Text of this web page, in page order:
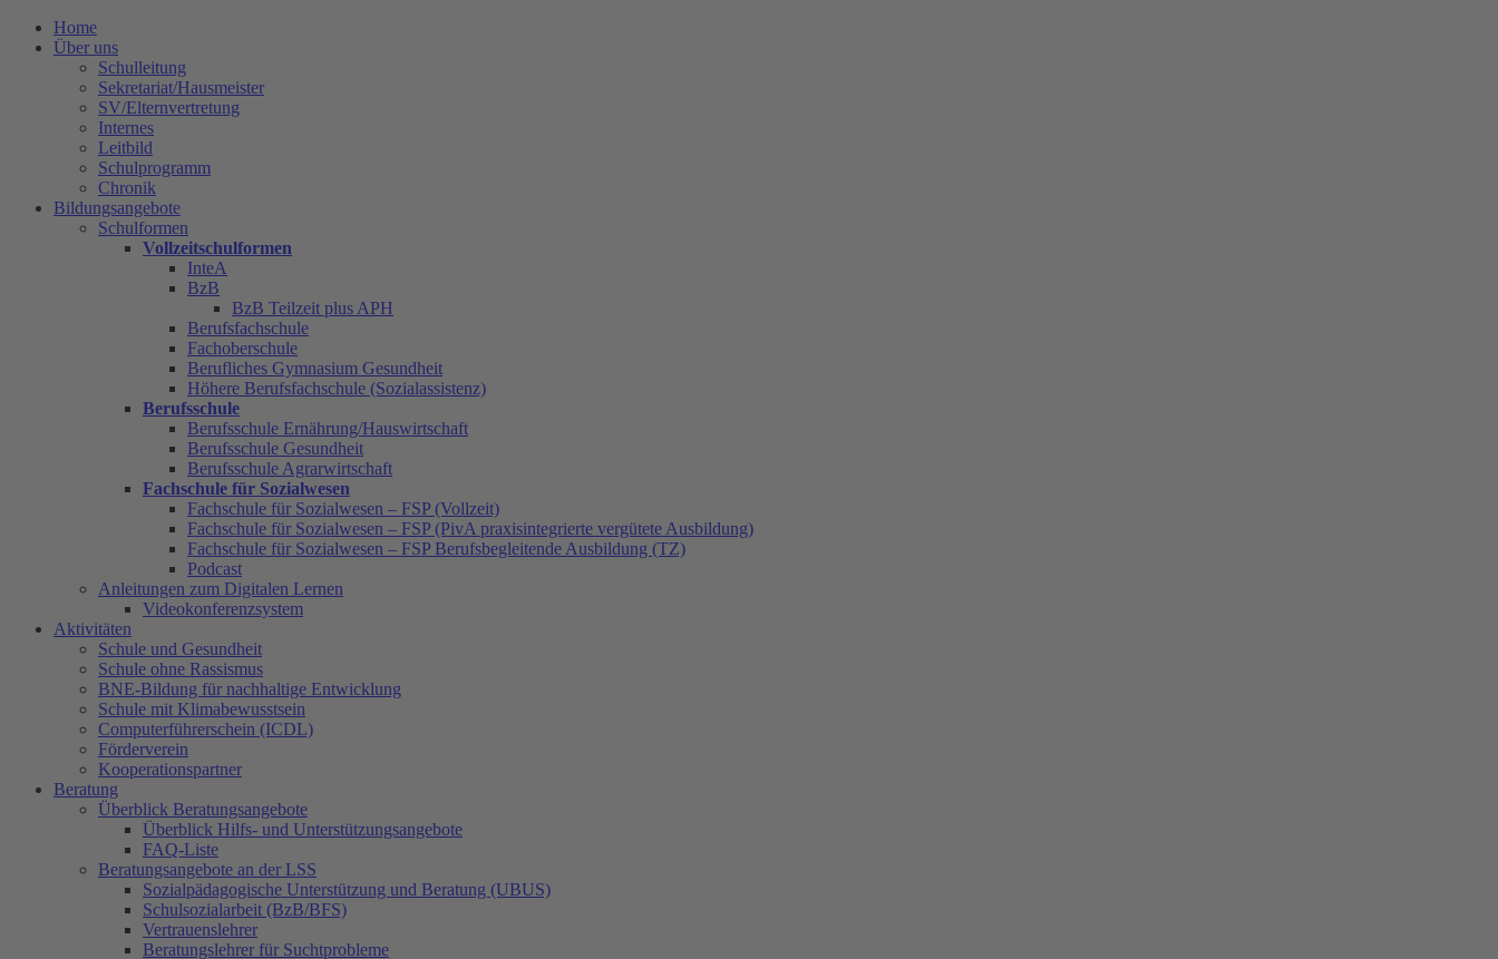
Home
Über uns
Schulleitung
Sekretariat/Hausmeister
SV/Elternvertretung
Internes
Leitbild
Schulprogramm
Chronik
Bildungsangebote
Schulformen
Vollzeitschulformen
InteA
BzB
BzB Teilzeit plus APH
Berufsfachschule
Fachoberschule
Berufliches Gymnasium Gesundheit
Höhere Berufsfachschule (Sozialassistenz)
Berufsschule
Berufsschule Ernährung/Hauswirtschaft
Berufsschule Gesundheit
Berufsschule Agrarwirtschaft
Fachschule für Sozialwesen
Fachschule für Sozialwesen – FSP (Vollzeit)
Fachschule für Sozialwesen – FSP (PivA praxisintegrierte vergütete Ausbildung)
Fachschule für Sozialwesen – FSP Berufsbegleitende Ausbildung (TZ)
Podcast
Anleitungen zum Digitalen Lernen
Videokonferenzsystem
Aktivitäten
Schule und Gesundheit
Schule ohne Rassismus
BNE-Bildung für nachhaltige Entwicklung
Schule mit Klimabewusstsein
Computerführerschein (ICDL)
Förderverein
Kooperationspartner
Beratung
Überblick Beratungsangebote
Überblick Hilfs- und Unterstützungsangebote
FAQ-Liste
Beratungsangebote an der LSS
Sozialpädagogische Unterstützung und Beratung (UBUS)
Schulsozialarbeit (BzB/BFS)
Vertrauenslehrer
Beratungslehrer für Suchtprobleme